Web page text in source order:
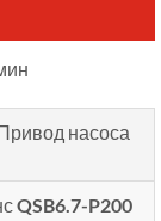
насоса
QSB6.7-P200